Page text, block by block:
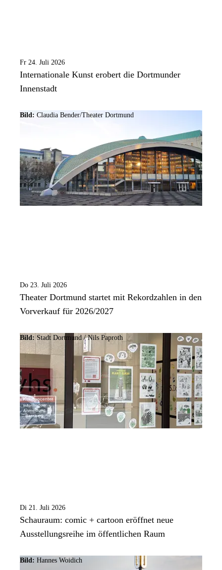
Fr 24. Juli 2026
Internationale Kunst erobert die Dortmunder
Innenstadt
Bild: Claudia Bender/Theater Dortmund
Do 23. Juli 2026
Theater Dortmund startet mit Rekordzahlen in den
Vorverkauf für 2026/2027
Bild: Stadt Dortmund / Nils Paproth
Di 21. Juli 2026
Schauraum: comic + cartoon eröffnet neue
Ausstellungsreihe im öffentlichen Raum
Bild: Hannes Woidich